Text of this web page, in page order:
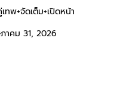
พ+จัดเต็ม+เปิดหน้า
คม 31, 2026